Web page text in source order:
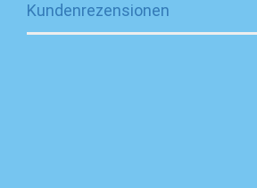
Kundenrezensionen